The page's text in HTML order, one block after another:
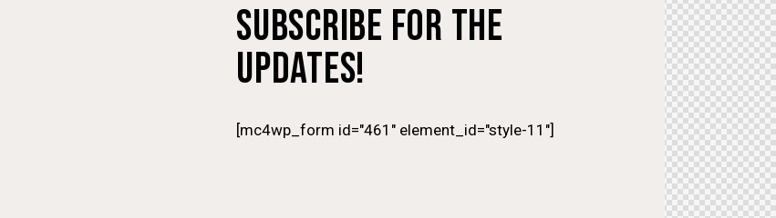
SUBSCRIBE FOR THE
UPDATES!
[mc4wp_form id="461" element_id="style-11"]